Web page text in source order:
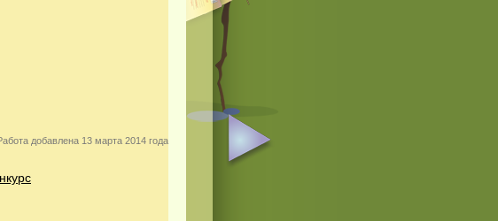
добавлена 13 марта 2014 года